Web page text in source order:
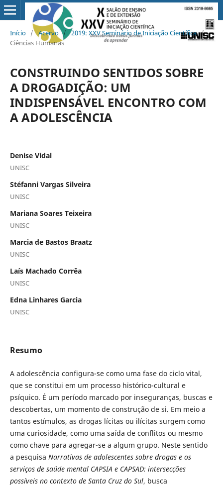
Início / Acervo / 2019: XXV Seminário de Iniciação Científica /
Ciências Humanas
CONSTRUINDO SENTIDOS SOBRE
A DROGADIÇÃO: UM
INDISPENSÁVEL ENCONTRO COM
A ADOLESCÊNCIA
Denise Vidal
UNISC
Stéfanni Vargas Silveira
UNISC
Mariana Soares Teixeira
UNISC
Marcia de Bastos Braatz
UNISC
Laís Machado Corrêa
UNISC
Edna Linhares Garcia
UNISC
Resumo
A adolescência configura-se como uma fase do ciclo vital,
que se constitui em um processo histórico-cultural e
psíquico. É um período marcado por inseguranças, buscas e
descobertas, um momento de construção de si. Em meio a
tantos estímulos, as drogas lícitas ou ilícitas surgem como
uma curiosidade, como uma saída de conflitos ou mesmo
como chave para agregar-se a algum grupo. Neste sentido
a pesquisa Narrativas de adolescentes sobre drogas e os
serviços de saúde mental CAPSIA e CAPSAD: intersecções
possíveis no contexto de Santa Cruz do Sul, busca